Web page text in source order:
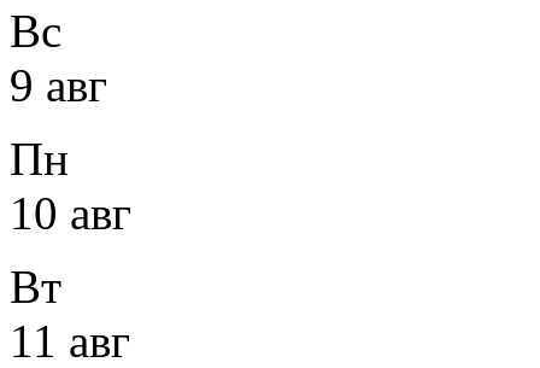
Вс
9 авг
Пн
10 авг
Вт
11 авг